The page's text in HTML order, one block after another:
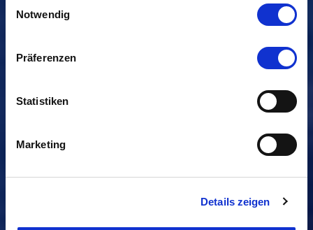
Notwendig
Präferenzen
Statistiken
Marketing
Details zeigen